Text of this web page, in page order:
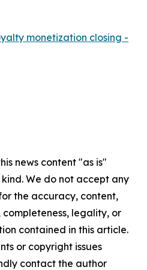
monetization closing -
news content "as is"
We do not accept any
the accuracy, content,
completeness, legality, or
contained in this article.
or copyright issues
contact the author